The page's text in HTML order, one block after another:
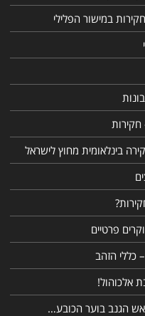
במישור הפלילי
בינלאומית מחוץ לישראל
פרטיים
כללי הזהב
אלכוהול!
הגנב בוער הכובע…